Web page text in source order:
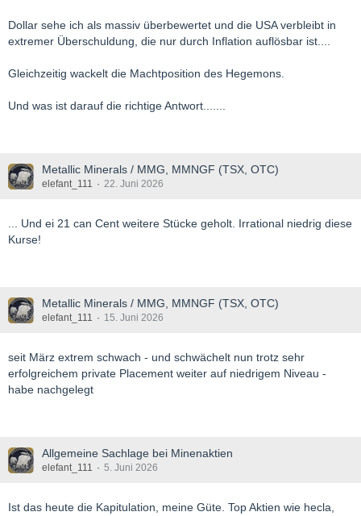
Dollar sehe ich als massiv überbewertet und die USA verbleibt in
extremer Überschuldung, die nur durch Inflation auflösbar ist....
Gleichzeitig wackelt die Machtposition des Hegemons.
Und was ist darauf die richtige Antwort.......
Metallic Minerals / MMG, MMNGF (TSX, OTC)
elefant_111 22. Juni 2026
... Und ei 21 can Cent weitere Stücke geholt. Irrational niedrig diese
Kurse!
Metallic Minerals / MMG, MMNGF (TSX, OTC)
elefant_111 15. Juni 2026
seit März extrem schwach - und schwächelt nun trotz sehr
erfolgreichem private Placement weiter auf niedrigem Niveau -
habe nachgelegt
Allgemeine Sachlage bei Minenaktien
elefant_111 5. Juni 2026
Ist das heute die Kapitulation, meine Güte. Top Aktien wie hecla,